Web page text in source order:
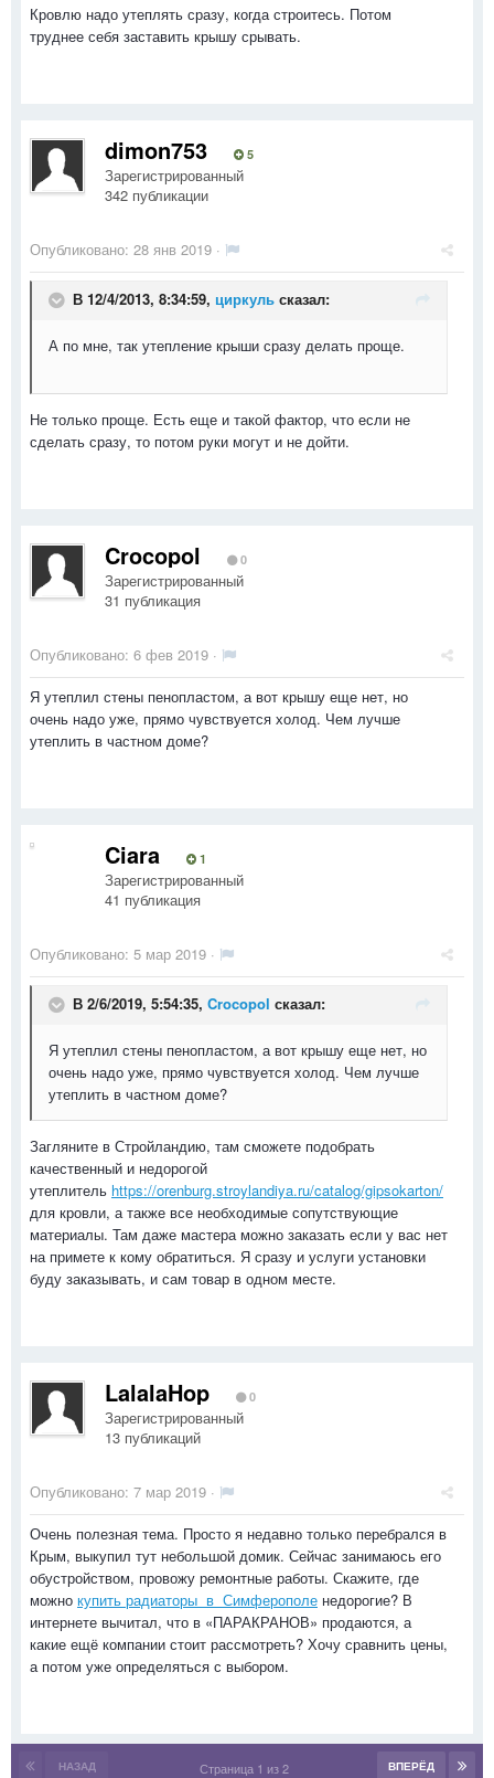
Кровлю надо утеплять сразу, когда строитесь. Потом
труднее себя заставить крышу срывать.
dimon753 5
Зарегистрированный
342 публикации
Опубликовано: 28 янв 2019 ·
В 12/4/2013, 8:34:59, циркуль сказал:
А по мне, так утепление крыши сразу делать проще.
Не только проще. Есть еще и такой фактор, что если не
сделать сразу, то потом руки могут и не дойти.
Crocopol 0
Зарегистрированный
31 публикация
Опубликовано: 6 фев 2019 ·
Я утеплил стены пенопластом, а вот крышу еще нет, но
очень надо уже, прямо чувствуется холод. Чем лучше
утеплить в частном доме?
Ciara 1
Зарегистрированный
41 публикация
Опубликовано: 5 мар 2019 ·
В 2/6/2019, 5:54:35, Crocopol сказал:
Я утеплил стены пенопластом, а вот крышу еще нет, но
очень надо уже, прямо чувствуется холод. Чем лучше
утеплить в частном доме?
Загляните в Стройландию, там сможете подобрать
качественный и недорогой
утеплитель https://orenburg.stroylandiya.ru/catalog/gipsokarton/
для кровли, а также все необходимые сопутствующие
материалы. Там даже мастера можно заказать если у вас нет
на примете к кому обратиться. Я сразу и услуги установки
буду заказывать, и сам товар в одном месте.
LalalaHop 0
Зарегистрированный
13 публикаций
Опубликовано: 7 мар 2019 ·
Очень полезная тема. Просто я недавно только перебрался в
Крым, выкупил тут небольшой домик. Сейчас занимаюсь его
обустройством, провожу ремонтные работы. Скажите, где
можно купить радиаторы в Симферополе недорогие? В
интернете вычитал, что в «ПАРАКРАНОВ» продаются, а
какие ещё компании стоит рассмотреть? Хочу сравнить цены,
а потом уже определяться с выбором.
НАЗАД ВПЕРЁД
Страница 1 из 2